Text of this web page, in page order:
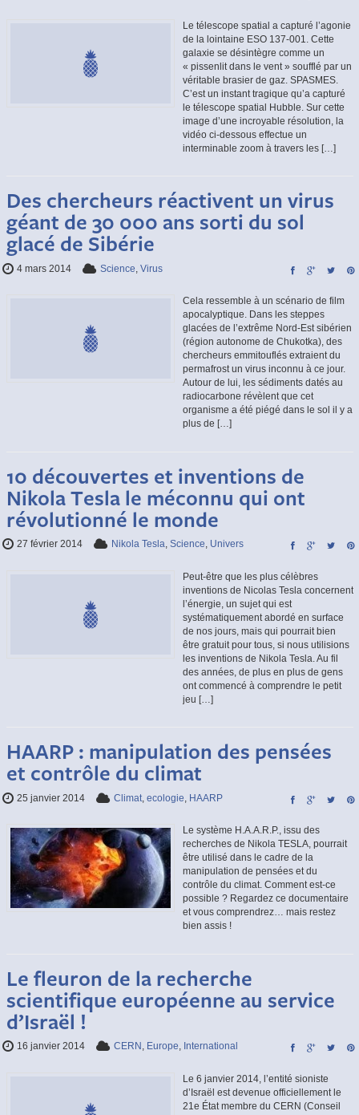
Le télescope spatial a capturé l’agonie
de la lointaine ESO 137-001. Cette
galaxie se désintègre comme un
« pissenlit dans le vent » soufflé par un
véritable brasier de gaz. SPASMES.
C’est un instant tragique qu’a capturé
le télescope spatial Hubble. Sur cette
image d’une incroyable résolution, la
vidéo ci-dessous effectue un
interminable zoom à travers les […]
Des chercheurs réactivent un virus
géant de 30 000 ans sorti du sol
glacé de Sibérie
4 mars 2014 Science,Virus
Cela ressemble à un scénario de film
apocalyptique. Dans les steppes
glacées de l’extrême Nord-Est sibérien
(région autonome de Chukotka), des
chercheurs emmitouflés extraient du
permafrost un virus inconnu à ce jour.
Autour de lui, les sédiments datés au
radiocarbone révèlent que cet
organisme a été piégé dans le sol il y a
plus de […]
10 découvertes et inventions de
Nikola Tesla le méconnu qui ont
révolutionné le monde
27 février 2014 Nikola Tesla,Science, Univers
Peut-être que les plus célèbres
inventions de Nicolas Tesla concernent
l’énergie, un sujet qui est
systématiquement abordé en surface
de nos jours, mais qui pourrait bien
être gratuit pour tous, si nous utilisions
les inventions de Nikola Tesla. Au fil
des années, de plus en plus de gens
ont commencé à comprendre le petit
jeu […]
HAARP : manipulation des pensées
et contrôle du climat
25 janvier 2014 Climat,ecologie, HAARP
Le système H.A.A.R.P., issu des
recherches de Nikola TESLA, pourrait
être utilisé dans le cadre de la
manipulation de pensées et du
contrôle du climat. Comment est-ce
possible ? Regardez ce documentaire
et vous comprendrez… mais restez
bien assis !
Le fleuron de la recherche
scientifique européenne au service
d’Israël !
16 janvier 2014 CERN , Europe, International
Le 6 janvier 2014, l’entité sioniste
d’Israël est devenue officiellement le
21e État membre du CERN (Conseil